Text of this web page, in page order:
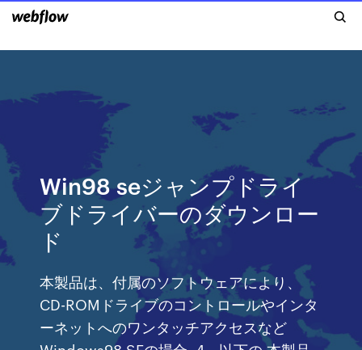
Win98 seジャンプドライ
ブドライバーのダウンロー
ド
本製品は、付属のソフトウェアにより、
CD-ROMドライブのコントロールやインタ
ーネットへのワンタッチアクセスなど